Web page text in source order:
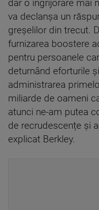
dar o îngrijorare mai
va declanșa un
greșelilor din trecut.
furnizarea boostere
pentru persoanele
deturnând eforturile
administrarea
miliarde de oameni
atunci ne-am putea
de recrudescențe și
explicat Berkley.